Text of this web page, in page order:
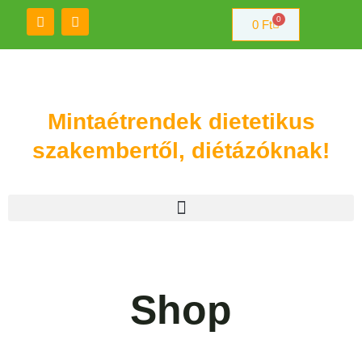
0 Ft 0
Mintaétrendek dietetikus
szakembertől, diétázóknak!
Shop